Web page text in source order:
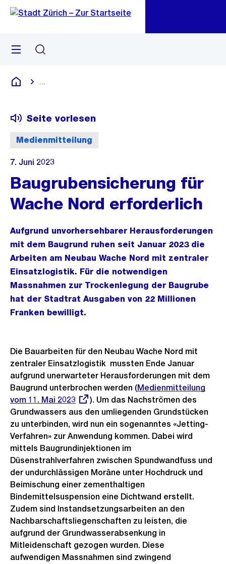
Navigation
Sprunglink
Menü
Deutsch
Medienmitteilung
Seite vorlesen
7. Juni 2023
Baugrubensicherung für
Wache Nord erforderlich
Aufgrund unvorhersehbarer Herausforderungen
mit dem Baugrund ruhen seit Januar 2023 die
Arbeiten am Neubau Wache Nord mit zentraler
Einsatzlogistik. Für die notwendigen
Massnahmen zur Trockenlegung der Baugrube
hat der Stadtrat Ausgaben von 22 Millionen
Franken bewilligt.
Die Bauarbeiten für den Neubau Wache Nord mit
zentraler Einsatzlogistik mussten Ende Januar
aufgrund unerwarteter Herausforderungen mit dem
Baugrund unterbrochen werden (Externer
Link:
Medienmitteilung
vom 11. Mai 2023
). Um das Nachströmen des
Grundwassers aus den umliegenden Grundstücken
zu unterbinden, wird nun ein sogenanntes «Jetting-
Verfahren» zur Anwendung kommen. Dabei wird
mittels Baugrundinjektionen im
Düsenstrahlverfahren zwischen Spundwandfuss und
der undurchlässigen Moräne unter Hochdruck und
Beimischung einer zementhaltigen
Bindemittelsuspension eine Dichtwand erstellt.
Zudem sind Instandsetzungsarbeiten an den
Nachbarschaftsliegenschaften zu leisten, die
aufgrund der Grundwasserabsenkung in
Mitleidenschaft gezogen wurden. Diese
aufwendigen Massnahmen sind zwingend